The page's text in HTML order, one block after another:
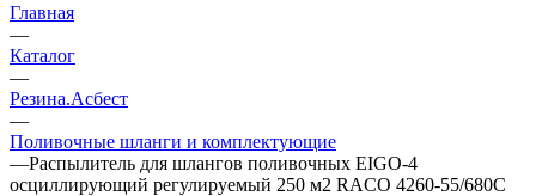
Главная
—
Каталог
—
Резина.Асбест
—
Поливочные шланги и комплектующие
—Распылитель для шлангов поливочных EIGO-4
осциллирующий регулируемый 250 м2 RACO 4260-55/680С